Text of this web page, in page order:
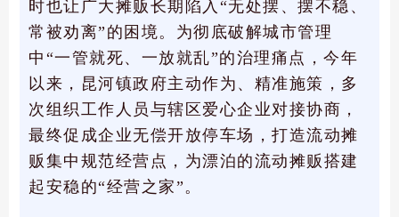
时也让广大摊贩长期陷入“无处摆、摆不稳、
常被劝离”的困境。为彻底破解城市管理
中“一管就死、一放就乱”的治理痛点，今年
以来，昆河镇政府主动作为、精准施策，多
次组织工作人员与辖区爱心企业对接协商，
最终促成企业无偿开放停车场，打造流动摊
贩集中规范经营点，为漂泊的流动摊贩搭建
起安稳的“经营之家”。